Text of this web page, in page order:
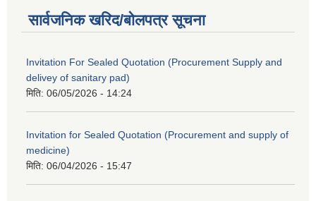
सार्वजनिक खरिद/बोलपत्र सूचना
Invitation For Sealed Quotation (Procurement Supply and
delivey of sanitary pad)
मिति: 06/05/2026 - 14:24
Invitation for Sealed Quotation (Procurement and supply of
medicine)
मिति: 06/04/2026 - 15:47